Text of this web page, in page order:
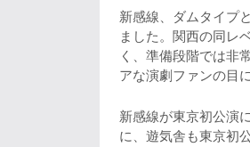
新感線、ダムタイプ
ました。関西の同レ
く、準備段階では非
アな演劇ファンの目
新感線が東京初公演
に、遊気舎も東京初